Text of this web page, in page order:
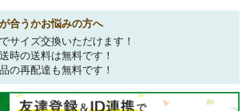
合うかお悩みの方へ
サイズ交換いただけます！
時の送料は無料です！
の再配達も無料です！